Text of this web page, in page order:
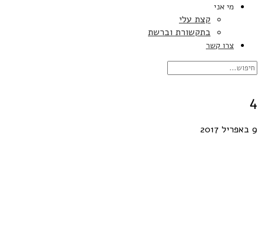
מי אני
קצת עלי
בתקשורת וברשת
צרו קשר
4
9 באפריל 2017